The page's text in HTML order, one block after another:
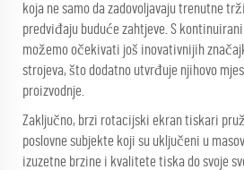
koja ne samo da zadovoljavaju trenutne
predviđaju buduće zahtjeve. S
možemo očekivati još inovativnijih
strojeva, što dodatno utvrđuje njihovo
proizvodnje.
Zaključno, brzi rotacijski ekran tiskari
poslovne subjekte koji su uključeni u
izuzetne brzine i kvalitete tiska do svoje